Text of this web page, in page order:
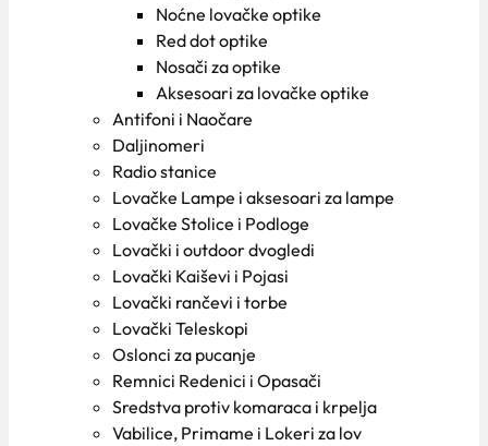
Noćne lovačke optike
Red dot optike
Nosači za optike
Aksesoari za lovačke optike
Antifoni i Naočare
Daljinomeri
Radio stanice
Lovačke Lampe i aksesoari za lampe
Lovačke Stolice i Podloge
Lovački i outdoor dvogledi
Lovački Kaiševi i Pojasi
Lovački rančevi i torbe
Lovački Teleskopi
Oslonci za pucanje
Remnici Redenici i Opasači
Sredstva protiv komaraca i krpelja
Vabilice, Primame i Lokeri za lov